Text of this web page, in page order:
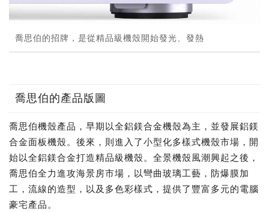
喬思伯的招牌，是從精品級機殼開始發光、發熱
喬思伯的產品版圖
喬思伯機殼產品，早期以全鋁鎂合金機殼為主，並發展鋁鎂
合金面板機殼。後來，則進入了小型化多樣式機殼市場，開
始以全鋁鎂合金打造精品級機殼。全景機殼風潮興起之後，
喬思伯全力進攻海景房市場，以彎曲玻璃工藝，防爆膜加
工，流線的造型，以及多色彩樣式，提供了豐富多元的電腦
豪宅產品。